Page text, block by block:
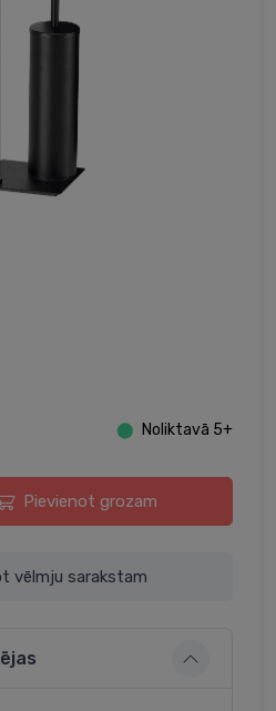
⬤ Noliktavā 5+
Pievienot grozam
vēlmju sarakstam